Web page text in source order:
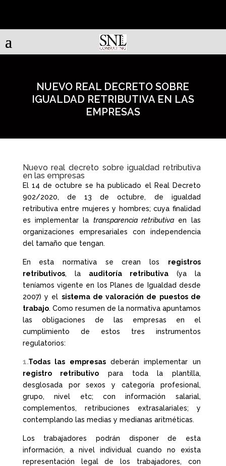
NUEVO REAL DECRETO SOBRE
IGUALDAD RETRIBUTIVA EN LAS
EMPRESAS
Nuevo real decreto sobre igualdad retributiva
en las empresas
El 14 de octubre se ha publicado el Real Decreto
902/2020, de 13 de octubre, de igualdad
retributiva entre mujeres y hombres; cuya finalidad
es implementar la transparencia retributiva en las
organizaciones empresariales con independencia
del tamaño que tengan.
En esta normativa se crean los registros
retributivos, la auditoría retributiva(ya la
teníamos vigente en los Planes de Igualdad desde
2007) y el sistema de valoración de puestos de
trabajo. Como resumen de la normativa apuntamos
las obligaciones de las empresas en el
cumplimiento de estos tres instrumentos
regulatorios:
1.Todas las empresasdeberán implementar un
registro retributivo para toda la plantilla,
desglosada por sexos y categoría profesional,
grupo, nivel etc; con información salarial,
complementos, retribuciones extrasalariales; y
contemplando las medias y medianas aritméticas.
Los trabajadores podrán disponer de esta
información, a nivel individual cuando no exista
representación legal de los trabajadores, con